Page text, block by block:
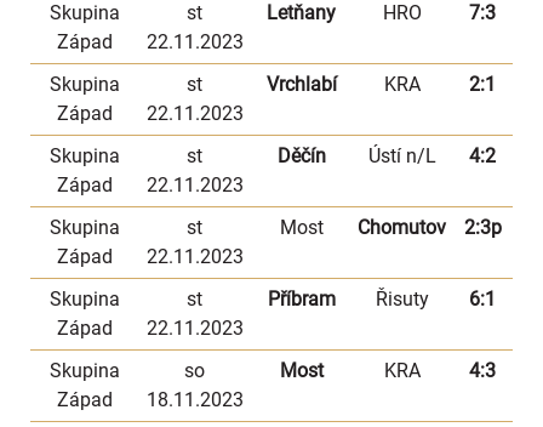
Skupina
Západ
st
22.11.2023
Letňany HRO 7:3
Skupina
Západ
st
22.11.2023
Vrchlabí KRA 2:1
Skupina
Západ
st
22.11.2023
Děčín Ústí n/L 4:2
Skupina
Západ
st
22.11.2023
Most Chomutov 2:3p
Skupina
Západ
st
22.11.2023
Příbram Řisuty 6:1
Skupina
Západ
so
18.11.2023
Most KRA 4:3